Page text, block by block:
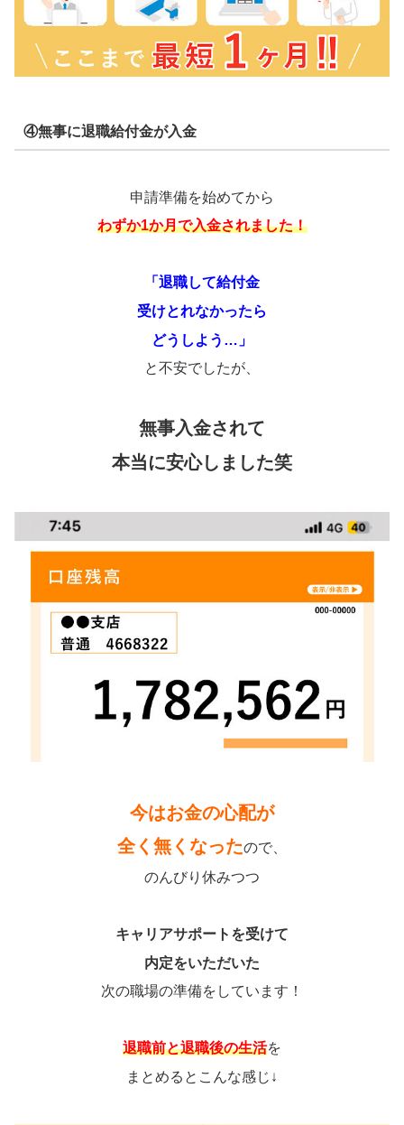
④無事に退職給付金が入金
申請準備を始めてから
わずか1か月で入金されました！
「退職して給付金
受けとれなかったら
どうしよう…」
と不安でしたが、
無事入金されて
本当に安心しました笑
今はお金の心配が
全く無くなったので、
のんびり休みつつ
キャリアサポートを受けて
内定をいただいた
次の職場の準備をしています！
退職前と退職後の生活を
まとめるとこんな感じ↓